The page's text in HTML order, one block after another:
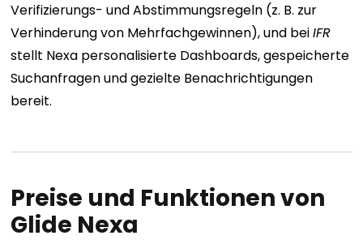
Verifizierungs- und Abstimmungsregeln (z. B. zur
Verhinderung von Mehrfachgewinnen), und beiIFR
stellt Nexa personalisierte Dashboards, gespeicherte
Suchanfragen und gezielte Benachrichtigungen
bereit.
Preise und Funktionen von
Glide Nexa